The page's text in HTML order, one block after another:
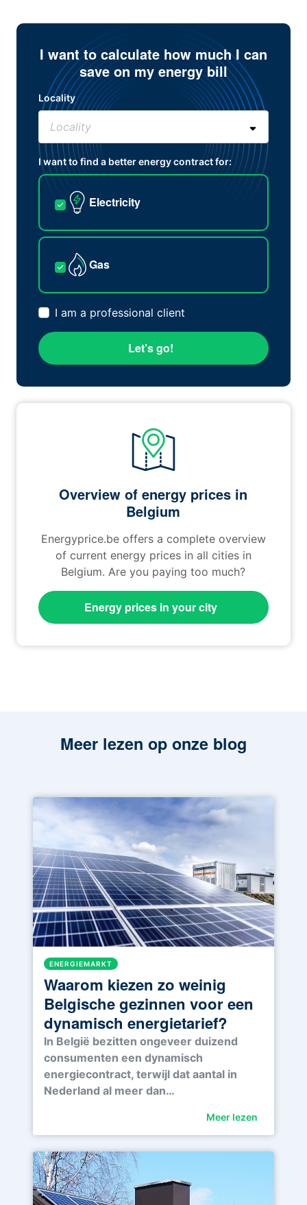
I want to calculate how much I can
save on my energy bill
Locality
I want to find a better energy contract for:
Electricity
Gas
I am a professional client
Let’s go!
Overview of energy prices in
Belgium
Energyprice.be offers a complete overview
of current energy prices in all cities in
Belgium. Are you paying too much?
Energy prices in your city
Meer lezen op onze blog
ENERGIEMARKT
Waarom kiezen zo weinig
Belgische gezinnen voor een
dynamisch energietarief?
In België bezitten ongeveer duizend
consumenten een dynamisch
energiecontract, terwijl dat aantal in
Nederland al meer dan…
Meer lezen